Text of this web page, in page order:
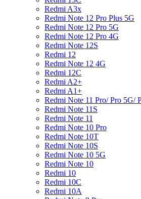
Redmi A3x
Redmi Note 12 Pro Plus 5G
Redmi Note 12 Pro 5G
Redmi Note 12 Pro 4G
Redmi Note 12S
Redmi 12
Redmi Note 12 4G
Redmi 12C
Redmi A2+
Redmi A1+
Redmi Note 11 Pro/ Pro 5G/
Redmi Note 11S
Redmi Note 11
Redmi Note 10 Pro
Redmi Note 10T
Redmi Note 10S
Redmi Note 10 5G
Redmi Note 10
Redmi 10
Redmi 10C
Redmi 10A